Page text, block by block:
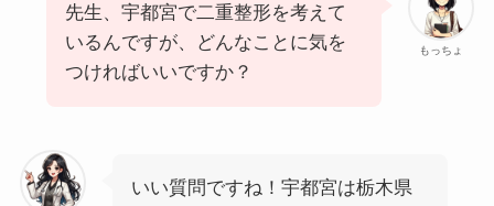
もっちょ
先生、宇都宮で二重整形を考えて
いるんですが、どんなことに気を
つければいいですか？
いい質問ですね！宇都宮は栃木県